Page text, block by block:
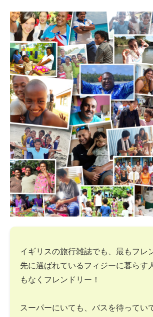
イギリスの旅行雑誌でも、最もフレ
先に選ばれているフィジーに暮らす
もなくフレンドリー！
スーパーにいても、バスを待ってい